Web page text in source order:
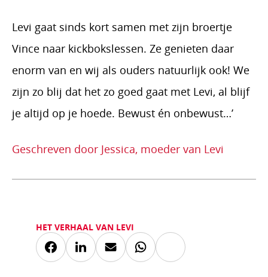
Levi gaat sinds kort samen met zijn broertje
Vince naar kickbokslessen. Ze genieten daar
enorm van en wij als ouders natuurlijk ook! We
zijn zo blij dat het zo goed gaat met Levi, al blijf
je altijd op je hoede. Bewust én onbewust…’
Geschreven door Jessica, moeder van Levi
HET VERHAAL VAN LEVI
Deel Deel Deel Deel
Kopieer